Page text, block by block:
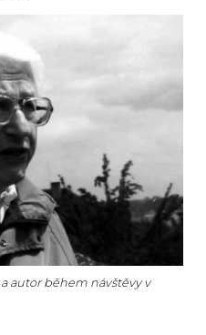
a autor během návštěvy v